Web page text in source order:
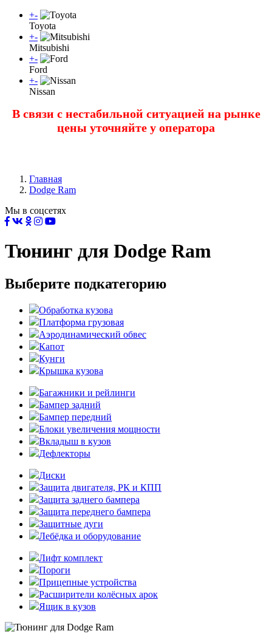
+-
Toyota
+-
Mitsubishi
+-
Ford
+-
Nissan
В связи с нестабильной ситуацией на рынке
цены уточняйте у оператора
Главная
Dodge Ram
Мы в соцсетях
Тюнинг для Dodge Ram
Выберите подкатегорию
Обработка кузова
Платформа грузовая
Аэродинамический обвес
Капот
Кунги
Крышка кузова
Багажники и рейлинги
Бампер задний
Бампер передний
Блоки увеличения мощности
Вкладыш в кузов
Дефлекторы
Диски
Защита двигателя, РК и КПП
Защита заднего бампера
Защита переднего бампера
Защитные дуги
Лебёдка и оборудование
Лифт комплект
Пороги
Прицепные устройства
Расширители колёсных арок
Ящик в кузов